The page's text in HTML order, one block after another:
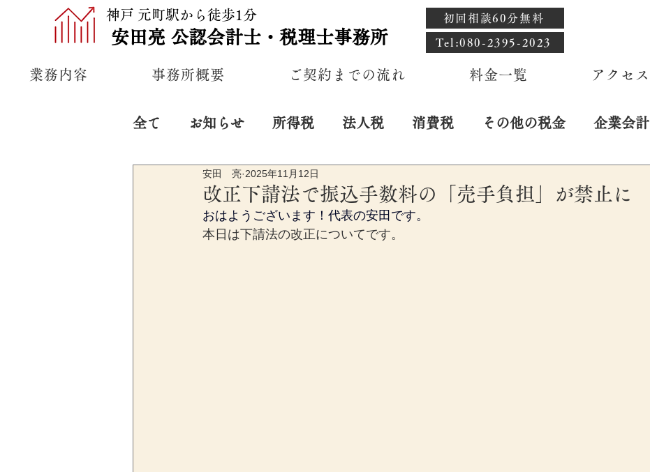
神戸 元町駅から徒歩1分
安田亮 公認会計士・税理士事務所
初回相談60分無料
​Tel:080-2395-2023
業務内容 事務所概要 ご契約までの流れ 料金一覧 アクセス
全て お知らせ 所得税 法人税 消費税 その他の税金 企業会計
プライベート 経営
改正下請法で振込手数料の「売手負担」が禁止に
安田 亮 2025年11月12日
おはようございます！代表の安田です。
本日は下請法の改正についてです。